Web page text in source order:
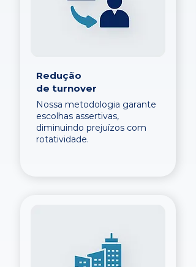
Redução
de turnover
Nossa metodologia garante
escolhas assertivas,
diminuindo prejuízos com
rotatividade.